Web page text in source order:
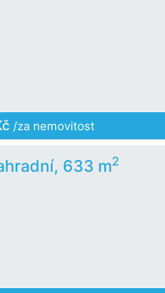
/za nemovitost
633 m2